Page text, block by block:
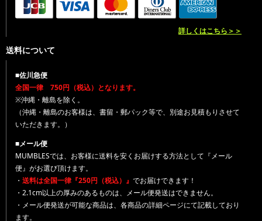
詳しくはこちら＞＞
送料について
■佐川急便
全国一律 750円（税込）となります。
※沖縄・離島を除く。
（沖縄・離島のお客様は、書留・郵パック等で、別途お見積もりさせて
いただきます。）
■メール便
MUMBLESでは、お客様に送料を安くお届けする方法として『メール
便』がお選び頂けます。
・ 送料は全国一律『250円（税込）』 でお届けできます！
・2.1cm以上の厚みのあるものは、メール便発送はできません。
・メール便発送が可能な商品は、各商品の詳細ページにて記載しており
ます。